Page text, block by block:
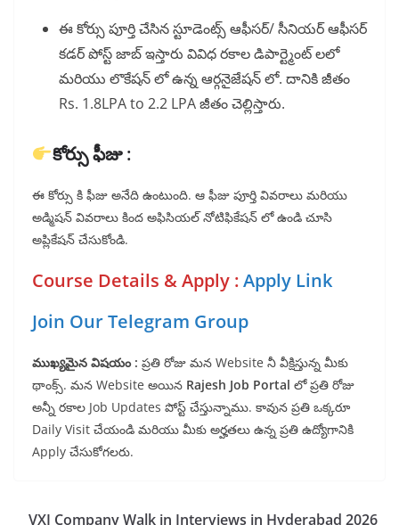
ఈ కోర్సు పూర్తి చేసిన స్టూడెంట్స్ ఆఫీసర్/ సీనియర్ ఆఫీసర్
కడర్ పోస్ట్ జాబ్ ఇస్తారు వివిధ రకాల డిపార్ట్మెంట్ లలో
మరియు లొకేషన్ లో ఉన్న ఆర్గనైజేషన్ లో. దానికి జీతం
Rs. 1.8LPA to 2.2 LPA జీతం చెల్లిస్తారు.
కోర్సు ఫీజు :
ఈ కోర్సు కి ఫీజు అనేది ఉంటుంది. ఆ ఫీజు పూర్తి వివరాలు మరియు
అడ్మిషన్ వివరాలు కింద అఫిసియల్ నోటిఫికేషన్ లో ఉండి చూసి
అప్లికేషన్ చేసుకోండి.
Course Details & Apply :Apply Link
Join Our Telegram Group
ముఖ్యమైన విషయం : ప్రతి రోజు మన Website నీ వీక్షిస్తున్న మీకు
థాంక్స్. మన Website అయిన Rajesh Job Portal లో ప్రతి రోజు
అన్నీ రకాల Job Updates పోస్ట్ చేస్తున్నాము. కావున ప్రతి ఒక్కరూ
Daily Visit చేయండి మరియు మీకు అర్హతలు ఉన్న ప్రతి ఉద్యోగానికి
Apply చేసుకోగలరు.
VXI Company Walk in Interviews in Hyderabad 2026